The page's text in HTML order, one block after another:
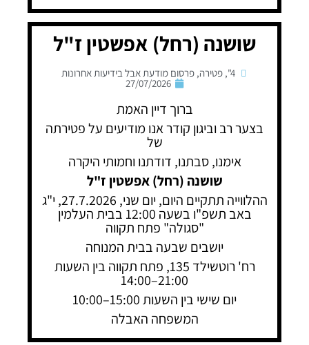
שושנה (רחל) אפשטין ז"ל
4"
,פטירה,פרסום מודעת אבל בידיעות אחרונות
27/07/2026
ברוך דיין האמת
בצער רב וביגון קודר אנו מודיעים על פטירתה
של
אימנו, סבתנו, דודתנו וחמותי היקרה
שושנה (רחל) אפשטין ז"ל
ההלווייה תתקיים היום, יום שני, 27.7.2026, י"ג
באב תשפ"ו בשעה 12:00 בבית העלמין
"סגולה" פתח תקווה
יושבים שבעה בבית המנוחה
רח' רוטשילד 135, פתח תקווה בין השעות
21:00–14:00
יום שישי בין השעות 15:00–10:00
המשפחה האבלה